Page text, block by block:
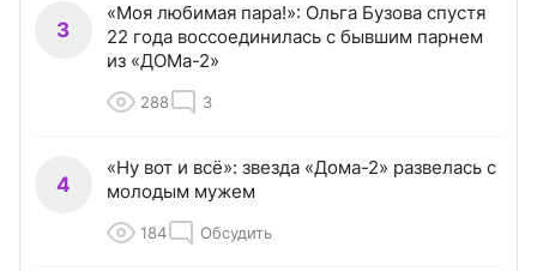
3
«Моя любимая пара!»: Ольга Бузова спустя
22 года воссоединилась с бывшим парнем
из «ДОМа-2»
288 3
4
«Ну вот и всё»: звезда «Дома-2» развелась с
молодым мужем
184 Обсудить